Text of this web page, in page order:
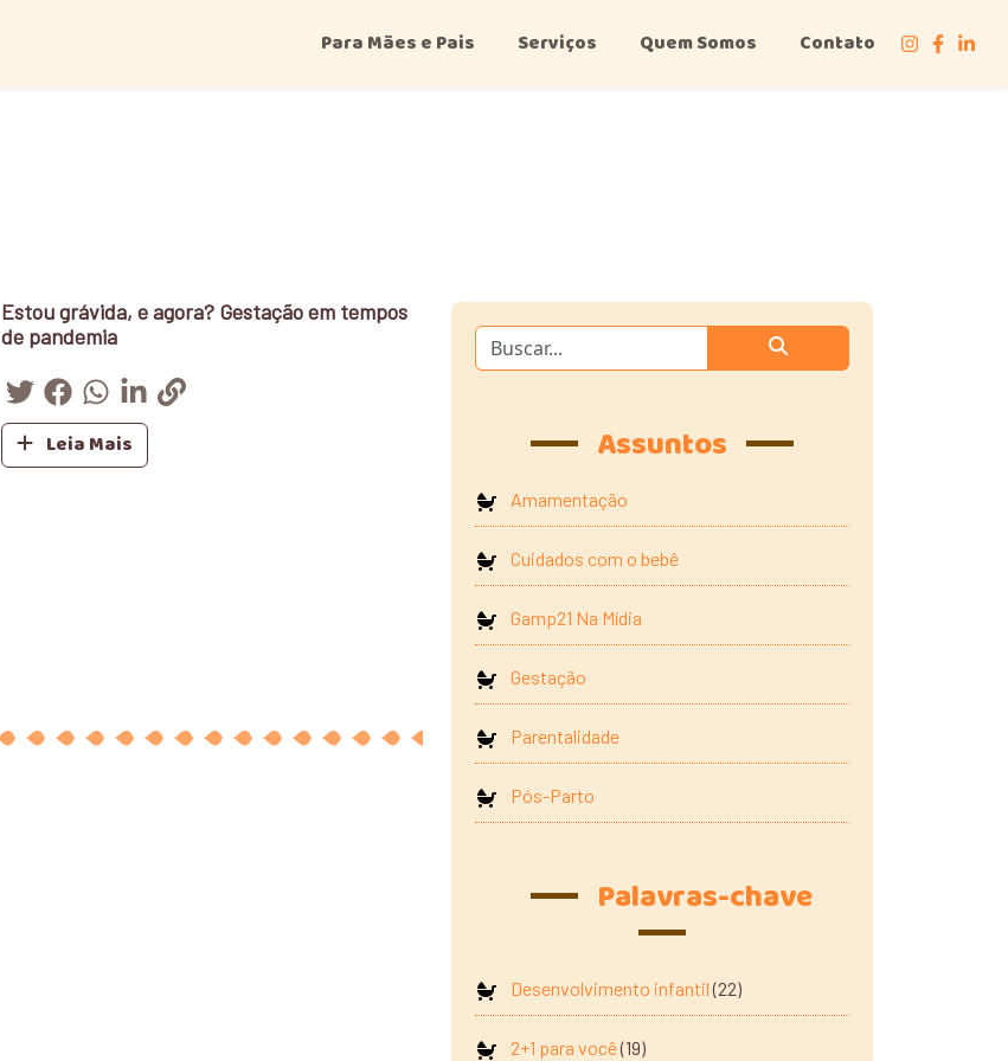
Para Mães e Pais Serviços Quem Somos Contato
Estou grávida, e agora? Gestação em tempos
de pandemia
Leia Mais Assuntos
Amamentação
Cuidados com o bebê
Gamp21 Na Mídia
Gestação
Parentalidade
Pós-Parto
Palavras-chave
Desenvolvimento infantil(22)
2+1 para você(19)